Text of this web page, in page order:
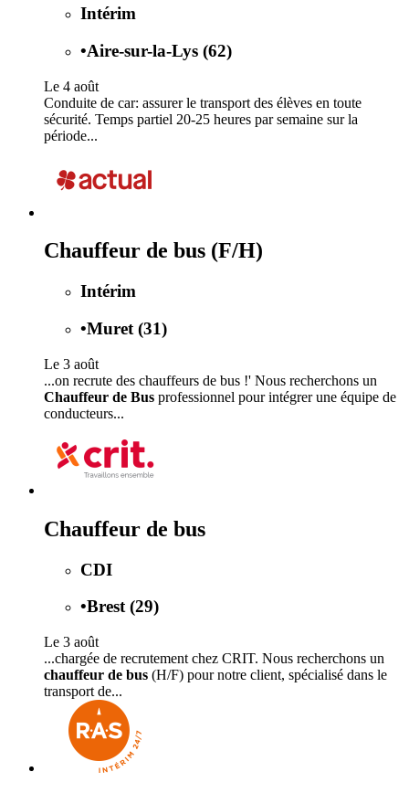
Intérim
•Aire-sur-la-Lys (62)
Le 4 août
Conduite de car: assurer le transport des élèves en toute
sécurité. Temps partiel 20-25 heures par semaine sur la
période...
Chauffeur de bus (F/H)
Intérim
•Muret (31)
Le 3 août
...on recrute des chauffeurs de bus !' Nous recherchons un
Chauffeur de Bus professionnel pour intégrer une équipe de
conducteurs...
Chauffeur de bus
CDI
•Brest (29)
Le 3 août
...chargée de recrutement chez CRIT. Nous recherchons un
chauffeur de bus (H/F) pour notre client, spécialisé dans le
transport de...